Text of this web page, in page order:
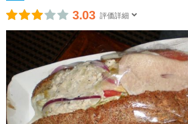
3.03 評価詳細